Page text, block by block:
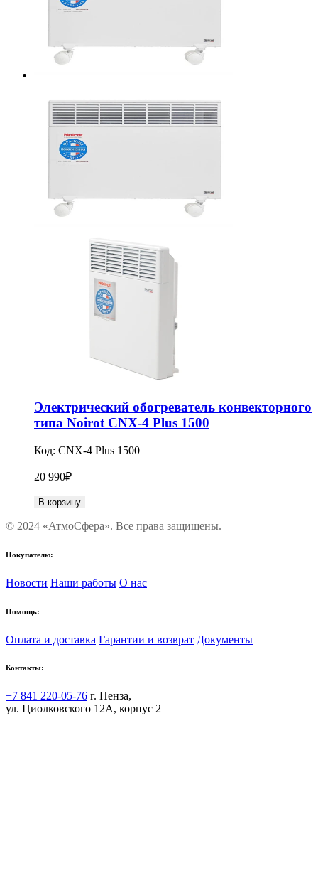
Электрический обогреватель конвекторного
типа Noirot CNX-4 Plus 1500
Код: CNX-4 Plus 1500
20 990₽
В корзину
© 2024 «АтмоСфера». Все права защищены.
Покупателю:
Новости Наши работы О нас
Помощь:
Оплата и доставка Гарантии и возврат Документы
Контакты:
+7 841 220-05-76 г. Пенза,
ул. Циолковского 12А, корпус 2